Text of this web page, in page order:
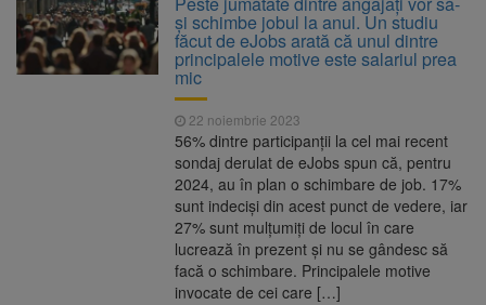
Ormeniș
6 august 2026
AUR a lansat platforma
suspeND.ro pentru urmărirea inițiativei de
suspendare a președintelui Nicușor Dan
Înalta Curte analizează
dosarul lui Călin Georgescu și Horațiu Potra.
Judecătorii decid dacă începe procesul
Strategia națională pentru
biodiversitate 2026-2030, adoptată de Senat.
Proiectul merge la promulgare
și schimbe jobul la anul. Un studiu
făcut de eJobs arată că unul dintre
principalele motive este salariul prea
mic
22 noiembrie 2023
56% dintre participanții la cel mai recent
sondaj derulat de eJobs spun că, pentru
2024, au în plan o schimbare de job. 17%
sunt indeciși din acest punct de vedere, iar
27% sunt mulțumiți de locul în care
lucrează în prezent și nu se gândesc să
facă o schimbare. Principalele motive
invocate de cei care […]